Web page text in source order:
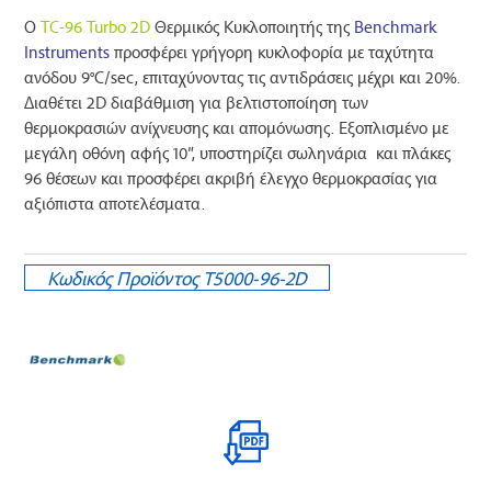
Ο TC-96 Turbo 2DΘερμικός Κυκλοποιητής της Benchmark
Instruments προσφέρει γρήγορη κυκλοφορία με ταχύτητα
ανόδου 9°C/sec, επιταχύνοντας τις αντιδράσεις μέχρι και 20%.
Διαθέτει 2D διαβάθμιση για βελτιστοποίηση των
θερμοκρασιών ανίχνευσης και απομόνωσης. Εξοπλισμένο με
μεγάλη οθόνη αφής 10″, υποστηρίζει σωληνάρια και πλάκες
96 θέσεων και προσφέρει ακριβή έλεγχο θερμοκρασίας για
αξιόπιστα αποτελέσματα.
Κωδικός ΠροϊόντοςT5000-96-2D